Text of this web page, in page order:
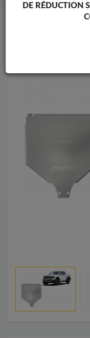
DE RÉDUCTION